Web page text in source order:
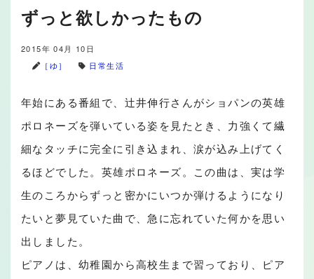
ずっと欲しかったもの
2015年 04月 10日
［ゆ］
日常生活
年始にある番組で、辻井伸行さんがショパンの英雄
ポロネーズを弾いている姿を見たとき、力強くて繊
細なタッチに完全に引き込まれ、涙が込み上げてく
るほどでした。英雄ポロネーズ。この曲は、実は学
生のころからずっと密かにいつか弾けるようになり
たいと夢見ていた曲で、急に忘れていた何かを思い
出しました。
ピアノは、幼稚園から高校生まで習っており、ピア